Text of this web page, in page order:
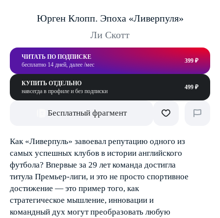
Юрген Клопп. Эпоха «Ливерпуля»
Ли Скотт
ЧИТАТЬ ПО ПОДПИСКЕ
бесплатно 14 дней, далее /мес
399 ₽
КУПИТЬ ОТДЕЛЬНО
навсегда в профиле и без подписки
499 ₽
Бесплатный фрагмент
Как «Ливерпуль» завоевал репутацию одного из
самых успешных клубов в истории английского
футбола? Впервые за 29 лет команда достигла
титула Премьер-лиги, и это не просто спортивное
достижение — это пример того, как
стратегическое мышление, инновации и
командный дух могут преобразовать любую